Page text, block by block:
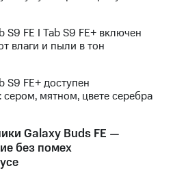
S9 FE I Tab S9 FE+ включен
влаги и пыли в тон
S9 FE+ доступен
сером, мятном, цвете серебра
Galaxy Buds FE —
без помех